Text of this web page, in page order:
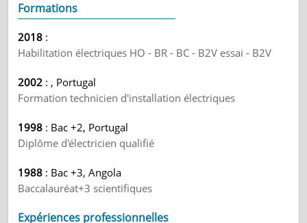
Formations
2018 :
Habilitation électriques HO - BR - BC - B2V essai - B2V
2002 : , Portugal
Formation technicien d'installation électriques
1998 : Bac +2, Portugal
Diplôme d'électricien qualifié
1988 : Bac +3, Angola
Baccalauréat+3 scientifiques
Expériences professionnelles